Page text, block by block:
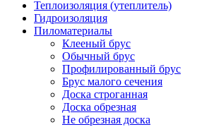
Теплоизоляция (утеплитель)
Гидроизоляция
Пиломатериалы
Клееный брус
Обычный брус
Профилированный брус
Брус малого сечения
Доска строганная
Доска обрезная
Не обрезная доска